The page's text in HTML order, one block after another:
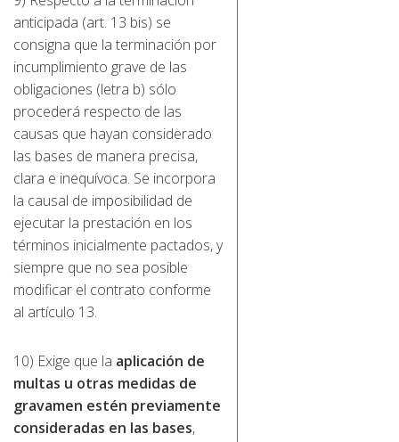
anticipada (art. 13 bis) se
consigna que la terminación por
incumplimiento grave de las
obligaciones (letra b) sólo
procederá respecto de las
causas que hayan considerado
las bases de manera precisa,
clara e inequívoca. Se incorpora
la causal de imposibilidad de
ejecutar la prestación en los
términos inicialmente pactados, y
siempre que no sea posible
modificar el contrato conforme
al artículo 13.
10) Exige que la aplicación de
multas u otras medidas de
gravamen estén previamente
consideradas en las bases,